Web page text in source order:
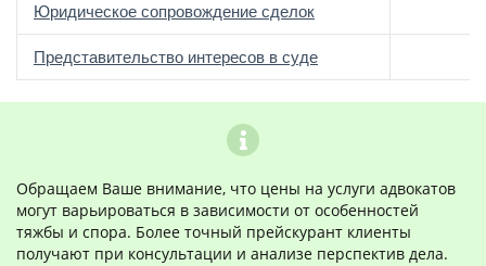
Юридическое сопровождение сделок
Представительство интересов в суде
Обращаем Ваше внимание, что цены на услуги адвокатов
могут варьироваться в зависимости от особенностей
тяжбы и спора. Более точный прейскурант клиенты
получают при консультации и анализе перспектив дела.